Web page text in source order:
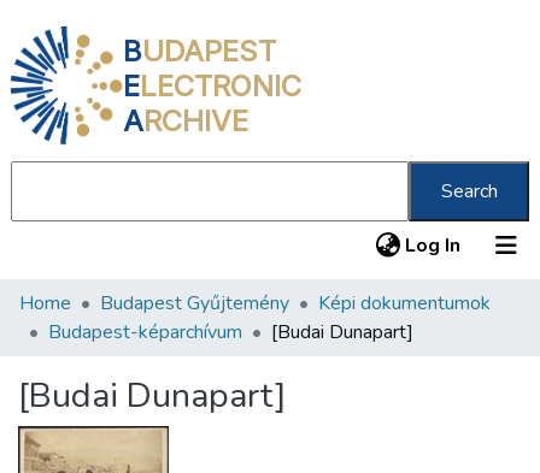
BUDAPEST
ELECTRONIC
ARCHIVE
Search
Log In (current)
Communities & Collections
Statistics
About us
Home Budapest Gyűjtemény
Képi dokumentumok
Budapest-képarchívum
[Budai Dunapart]
[Budai Dunapart]